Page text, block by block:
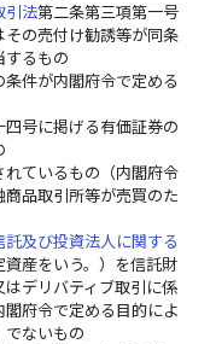
引法第二条第三項第一号
その売付け勧誘等が同条
するもの
件が内閣府令で定める
号に掲げる有価証券の
ているもの（内閣府令
品取引所等が売買のた
託及び投資法人に関する
産をいう。）を信託財
デリバティブ取引に係
府令で定める目的によ
でないもの